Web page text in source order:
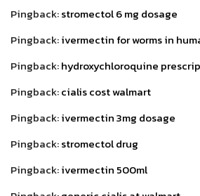
Pingback:stromectol 6 mg dosage
Pingback:ivermectin for worms in
Pingback:hydroxychloroquine
Pingback:cialis cost walmart
Pingback:ivermectin 3mg dosage
Pingback:stromectol drug
Pingback:ivermectin 500ml